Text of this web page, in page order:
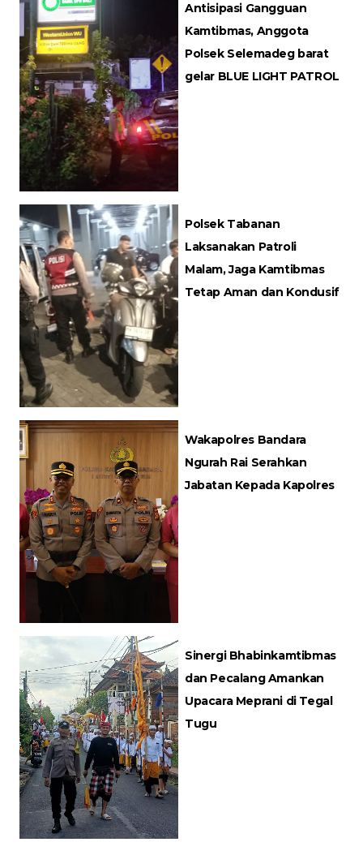
Antisipasi Gangguan
Kamtibmas, Anggota
Polsek Selemadeg barat
gelar BLUE LIGHT PATROL
Polsek Tabanan
Laksanakan Patroli
Malam, Jaga Kamtibmas
Tetap Aman dan Kondusif
Wakapolres Bandara
Ngurah Rai Serahkan
Jabatan Kepada Kapolres
Sinergi Bhabinkamtibmas
dan Pecalang Amankan
Upacara Meprani di Tegal
Tugu